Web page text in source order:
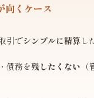
向くケース
引でシンプルに精算 し
債務を残したくない